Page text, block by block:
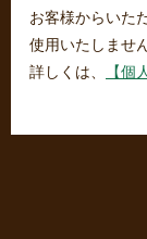
お客様からいた
使用いたしません
詳しくは、
【個